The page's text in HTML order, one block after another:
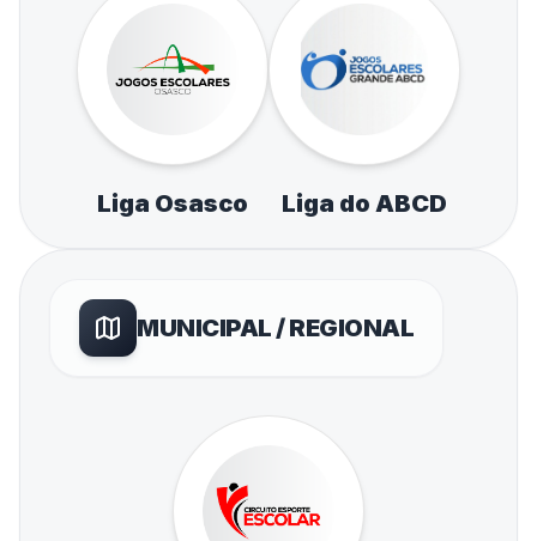
Liga Osasco Liga do ABCD
MUNICIPAL / REGIONAL